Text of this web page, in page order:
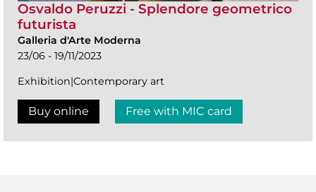
Osvaldo Peruzzi - Splendore geometrico
futurista
Galleria d'Arte Moderna
23/06 - 19/11/2023
Exhibition|Contemporary art
Buy online Free with MIC card